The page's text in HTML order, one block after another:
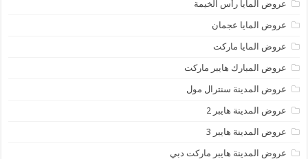
عروض المايا رأس الخيمة
عروض المايا عجمان
عروض المايا ماركت
عروض المبارك هايبر ماركت
عروض المدينة سنترال مول
عروض المدينة هايبر 2
عروض المدينة هايبر 3
عروض المدينة هايبر ماركت دبي